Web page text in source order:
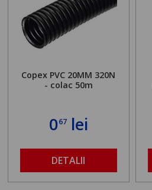
Copex PVC 20MM 320N
- colac 50m
067lei
DETALII